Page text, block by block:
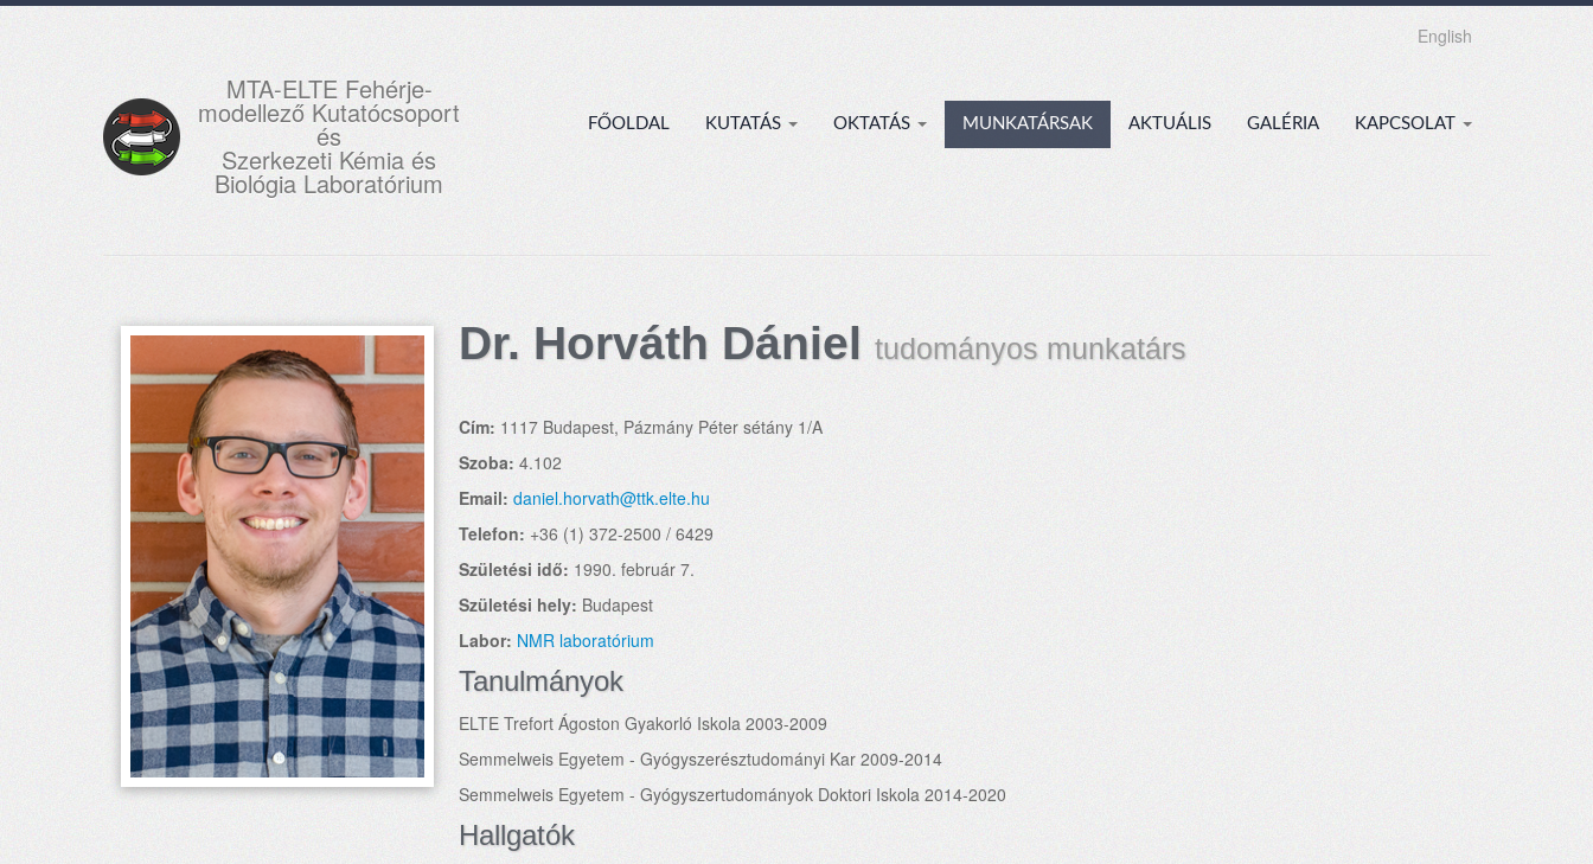
English
MTA-ELTE Fehérje-
modellező Kutatócsoport
és
Szerkezeti Kémia és
Biológia Laboratórium
FŐOLDAL KUTATÁS OKTATÁS MUNKATÁRSAK AKTUÁLIS GALÉRIA KAPCSOLAT
Dr. Horváth Dániel tudományos munkatárs
Cím: 1117 Budapest, Pázmány Péter sétány 1/A
Szoba: 4.102
Email: daniel.horvath@ttk.elte.hu
Telefon: +36 (1) 372-2500 / 6429
Születési idő: 1990. február 7.
Születési hely: Budapest
Labor: NMR laboratórium
Tanulmányok
ELTE Trefort Ágoston Gyakorló Iskola 2003-2009
Semmelweis Egyetem - Gyógyszerésztudományi Kar 2009-2014
Semmelweis Egyetem - Gyógyszertudományok Doktori Iskola 2014-2020
Hallgatók